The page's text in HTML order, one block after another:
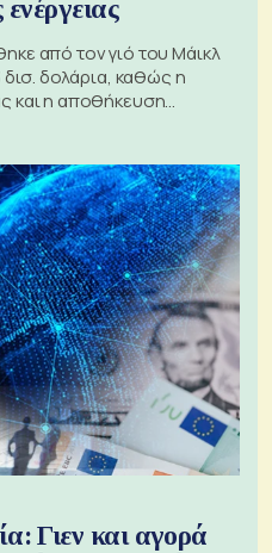
από τον γιό του Μάικλ
δισ. δολάρια, καθώς η
και η αποθήκευση
Γιεν και αγορά